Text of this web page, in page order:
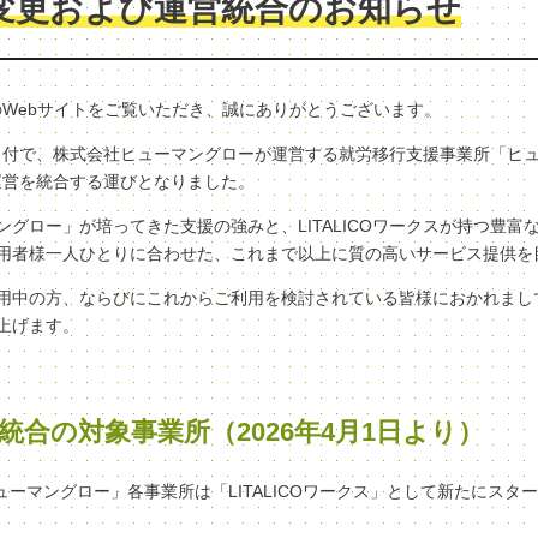
更および運営統合のお知らせ
サイトをご覧いただき、誠にありがとうございます。
で、株式会社ヒューマングローが運営する就労移行支援事業所「ヒ
を統合する運びとなりました。
グロー」が培ってきた支援の強みと、LITALICOワークスが持つ豊富
者様一人ひとりに合わせた、これまで以上に質の高いサービス提供
中の方、ならびにこれからご利用を検討されている皆様におかれま
げます。
合の対象事業所（2026年4月1日より）
ーマングロー」各事業所は「LITALICOワークス」として新たにスタ